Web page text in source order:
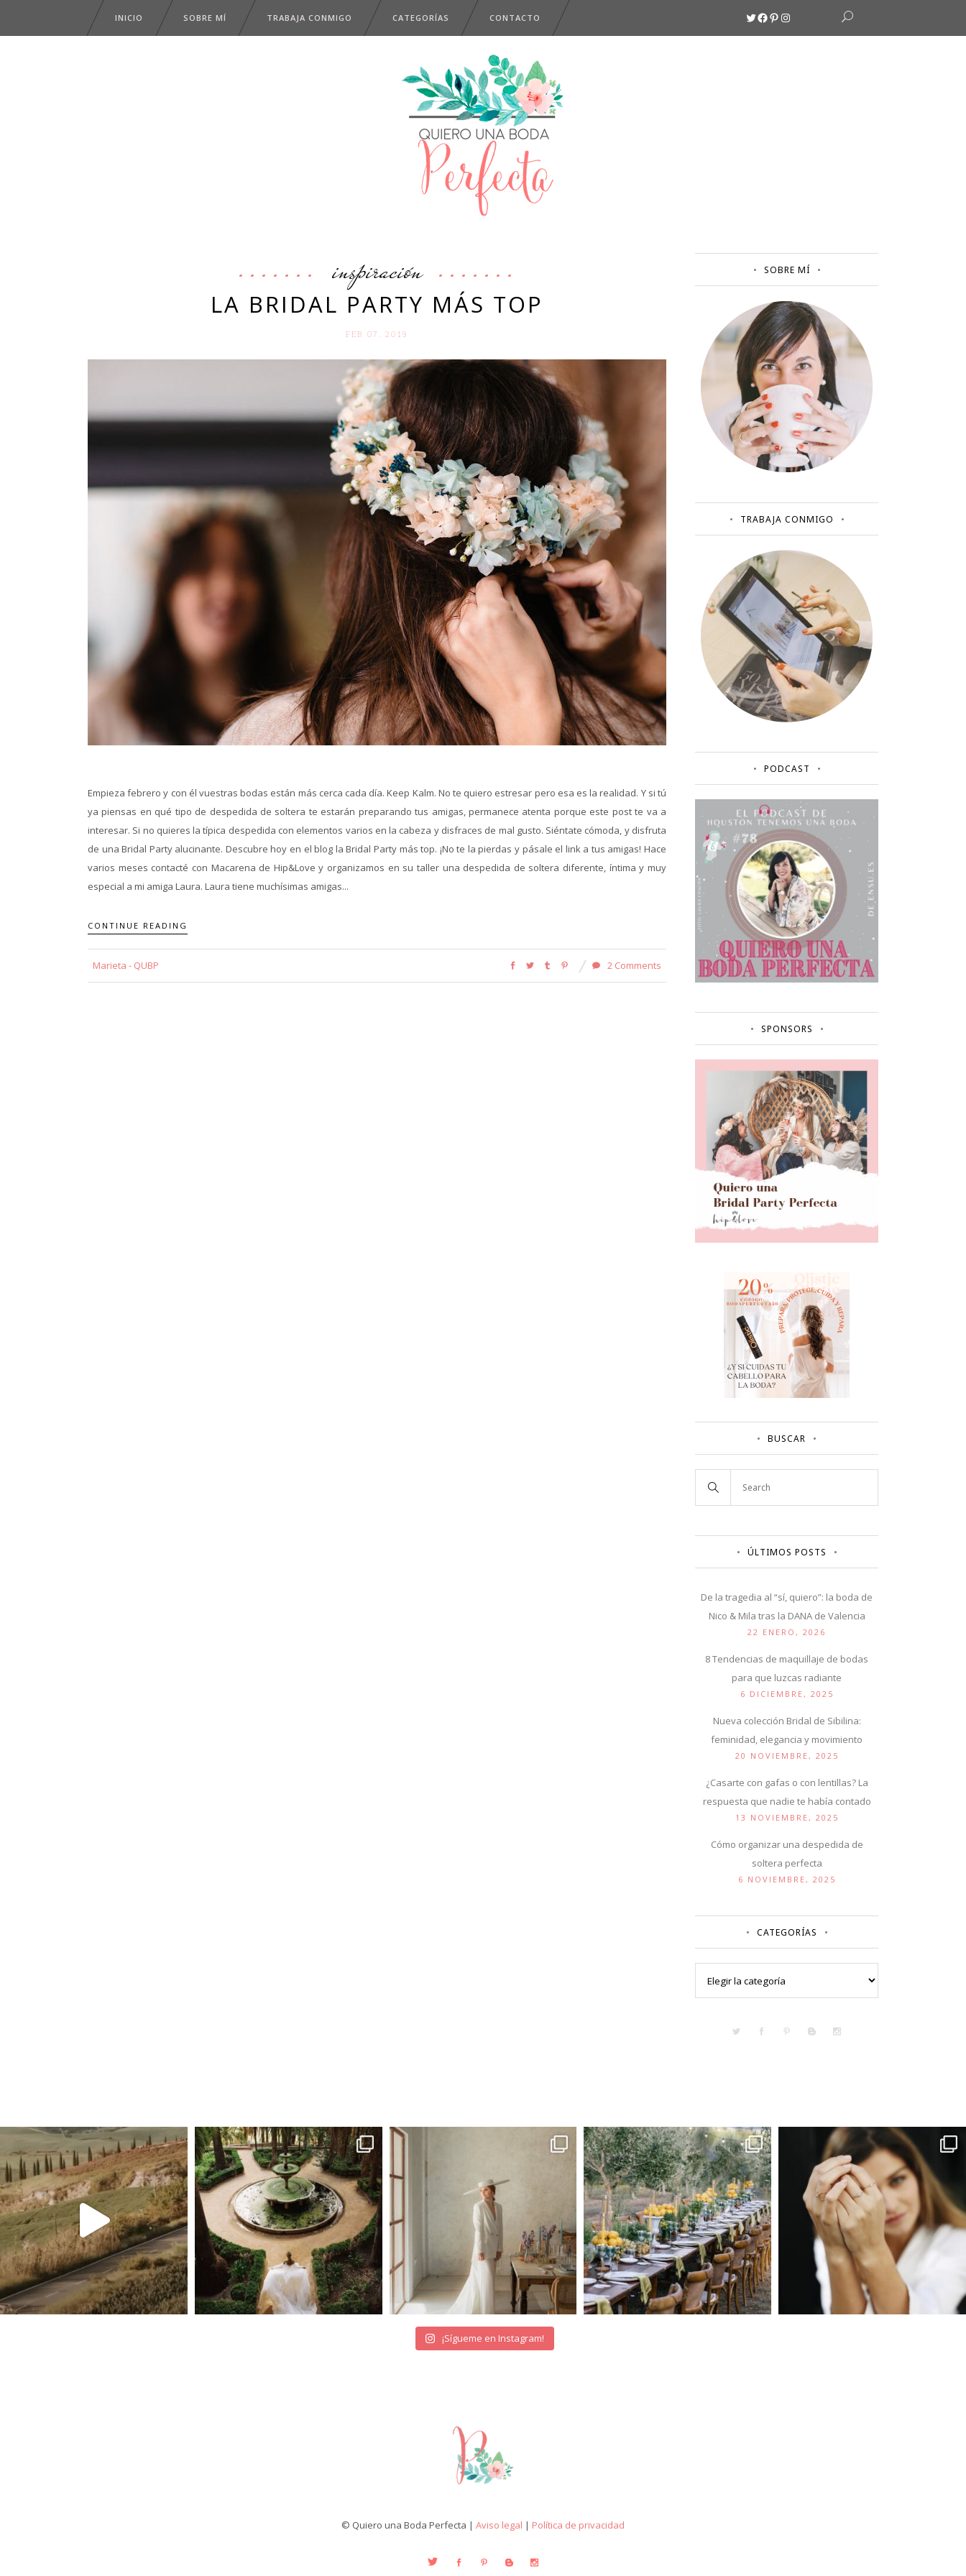
INICIO SOBRE MÍ TRABAJA CONMIGO CATEGORÍAS CONTACTO Twitter
Facebook
Pinterest
Instagram
inspiración
LA BRIDAL PARTY MÁS TOP
FEB 07. 2019
Empieza febrero y con él vuestras bodas están más cerca cada día. Keep Kalm. No te quiero estresar pero esa es la realidad. Y si tú
ya piensas en qué tipo de despedida de soltera te estarán preparando tus amigas, permanece atenta porque este post te va a
interesar. Si no quieres la típica despedida con elementos varios en la cabeza y disfraces de mal gusto. Siéntate cómoda, y disfruta
de una Bridal Party alucinante. Descubre hoy en el blog la Bridal Party más top. ¡No te la pierdas y pásale el link a tus amigas! Hace
varios meses contacté con Macarena de Hip&Love y organizamos en su taller una despedida de soltera diferente, íntima y muy
especial a mi amiga Laura. Laura tiene muchísimas amigas...
CONTINUE READING
Marieta - QUBP 2 Comments
SOBRE MÍ
TRABAJA CONMIGO
PODCAST
SPONSORS
BUSCAR
ÚLTIMOS POSTS
De la tragedia al “sí, quiero”: la boda de
Nico & Mila tras la DANA de Valencia
22 ENERO, 2026
8 Tendencias de maquillaje de bodas
para que luzcas radiante
6 DICIEMBRE, 2025
Nueva colección Bridal de Sibilina:
feminidad, elegancia y movimiento
20 NOVIEMBRE, 2025
¿Casarte con gafas o con lentillas? La
respuesta que nadie te había contado
13 NOVIEMBRE, 2025
Cómo organizar una despedida de
soltera perfecta
6 NOVIEMBRE, 2025
CATEGORÍAS
¡Sígueme en Instagram!
© Quiero una Boda Perfecta | Aviso legal | Política de privacidad